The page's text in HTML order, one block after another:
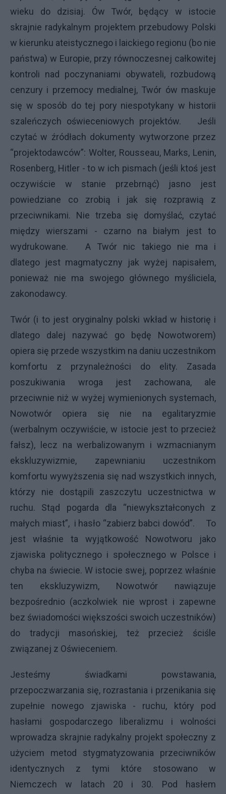
wieku do dzisiaj. Ów Twór, będący w istocie
skrajnie radykalnym projektem przebudowy Polski
w kierunku ateistycznego i laickiego regionu (bo nie
państwa) w Europie, przy równoczesnej całkowitej
kontroli nad poczynaniami obywateli, rozbudową
cenzury i przemocy medialnej, Twór ów maskuje
się w sposób do tej pory niespotykany w historii
szaleńczych oświeceniowych projektów. Jeśli
czytać w źródłach dokumenty wytworzone przez
“projektodawców”: Wolter, Rousseau, Marks, Lenin,
Rosenberg, Hitler - to w ich pismach (jeśli ktoś jest
oczywiście w stanie przebrnąć) jasno jest
powiedziane co zrobią i jak się rozprawią z
przeciwnikami. Nie trzeba się domyślać, czytać
między wierszami - czarno na białym jest to
wydrukowane. A Twór nic takiego nie ma i
dlatego jest magmatyczny jak wyżej napisałem,
ponieważ nie ma swojego głównego myśliciela,
zakonodawcy.
Twór (i to jest oryginalny polski wkład w historię i
dlatego dalej nazywać go będę Nowotworem)
opiera się przede wszystkim na daniu uczestnikom
komfortu z przynależności do elity. Zasada
poszukiwania wroga jest zachowana, ale
przeciwnie niż w wyżej wymienionych systemach,
Nowotwór opiera się nie na egalitaryzmie
(werbalnym oczywiście, w istocie jest to przecież
fałsz), lecz na werbalizowanym i wzmacnianym
ekskluzywizmie, zapewnianiu uczestnikom
komfortu wywyższenia się nad wszystkich innych,
którzy nie dostąpili zaszczytu uczestnictwa w
ruchu. Stąd pogarda dla “niewykształconych z
małych miast”, i hasło “zabierz babci dowód”. To
jest właśnie ta wyjątkowość Nowotworu jako
zjawiska politycznego i społecznego w Polsce i
chyba na świecie. W istocie swej, poprzez właśnie
ten ekskluzywizm, Nowotwór nawiązuje
bezpośrednio (aczkolwiek nie wprost i zapewne
bez świadomości większości swoich uczestników)
do tradycji masońskiej, też przecież ściśle
związanej z Oświeceniem.
Jesteśmy świadkami powstawania,
przepoczwarzania się, rozrastania i przenikania się
zupełnie nowego zjawiska - ruchu, który pod
hasłami gospodarczego liberalizmu i wolności
wprowadza skrajnie radykalny projekt społeczny z
użyciem metod stygmatyzowania przeciwników
identycznych z tymi które stosowano w
Niemczech w latach 20 i 30. Pod hasłem